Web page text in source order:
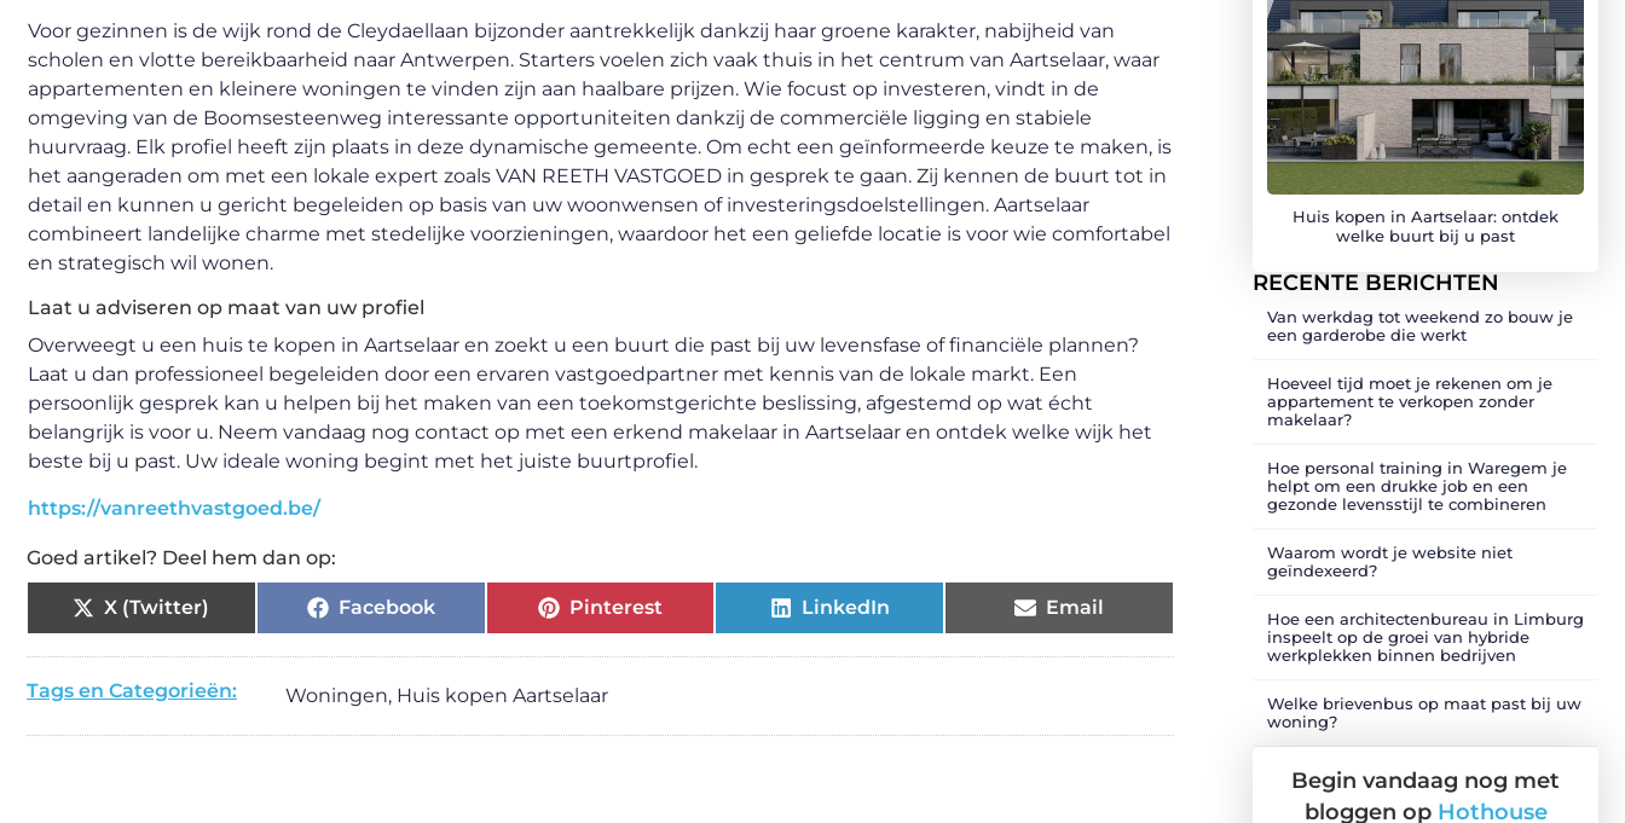
Voor gezinnen is de wijk rond de Cleydaellaan bijzonder aantrekkelijk dankzij haar groene karakter, nabijheid van
scholen en vlotte bereikbaarheid naar Antwerpen. Starters voelen zich vaak thuis in het centrum van Aartselaar, waar
appartementen en kleinere woningen te vinden zijn aan haalbare prijzen. Wie focust op investeren, vindt in de
omgeving van de Boomsesteenweg interessante opportuniteiten dankzij de commerciële ligging en stabiele
huurvraag. Elk profiel heeft zijn plaats in deze dynamische gemeente. Om echt een geïnformeerde keuze te maken, is
het aangeraden om met een lokale expert zoals VAN REETH VASTGOED in gesprek te gaan. Zij kennen de buurt tot in
detail en kunnen u gericht begeleiden op basis van uw woonwensen of investeringsdoelstellingen. Aartselaar
combineert landelijke charme met stedelijke voorzieningen, waardoor het een geliefde locatie is voor wie comfortabel
en strategisch wil wonen.
Laat u adviseren op maat van uw profiel
Overweegt u een huis te kopen in Aartselaar en zoekt u een buurt die past bij uw levensfase of financiële plannen?
Laat u dan professioneel begeleiden door een ervaren vastgoedpartner met kennis van de lokale markt. Een
persoonlijk gesprek kan u helpen bij het maken van een toekomstgerichte beslissing, afgestemd op wat écht
belangrijk is voor u. Neem vandaag nog contact op met een erkend makelaar in Aartselaar en ontdek welke wijk het
beste bij u past. Uw ideale woning begint met het juiste buurtprofiel.
https://vanreethvastgoed.be/
Goed artikel? Deel hem dan op:
X (Twitter) Facebook Pinterest LinkedIn Email
Tags en Categorieën: Woningen, Huis kopen Aartselaar
Huis kopen in Aartselaar: ontdek
welke buurt bij u past
RECENTE BERICHTEN
Van werkdag tot weekend zo bouw je
een garderobe die werkt
Hoeveel tijd moet je rekenen om je
appartement te verkopen zonder
makelaar?
Hoe personal training in Waregem je
helpt om een drukke job en een
gezonde levensstijl te combineren
Waarom wordt je website niet
geïndexeerd?
Hoe een architectenbureau in Limburg
inspeelt op de groei van hybride
werkplekken binnen bedrijven
Welke brievenbus op maat past bij uw
woning?
Begin vandaag nog met
bloggen op Hothouse